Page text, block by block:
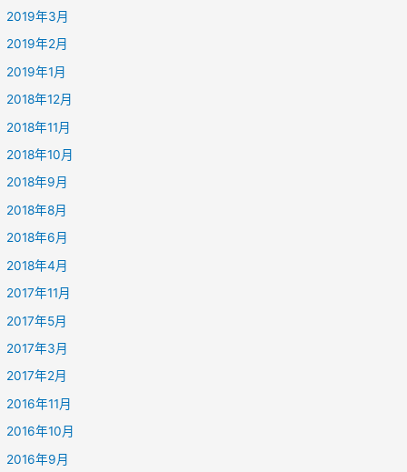
2019年3月
2019年2月
2019年1月
2018年12月
2018年11月
2018年10月
2018年9月
2018年8月
2018年6月
2018年4月
2017年11月
2017年5月
2017年3月
2017年2月
2016年11月
2016年10月
2016年9月